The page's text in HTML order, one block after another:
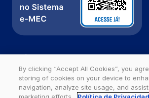
SEGURANÇA DO TRABALHO
AGROFLORESTAIS
AUDITORIA E PERÍCIA EM SEG.
66 horas
Política de Privacidade
Fale com a gente
Ouvidoria
By clicking “Accept All Cookies”, you
storing of cookies on your device to
navigation, analyze site usage, and